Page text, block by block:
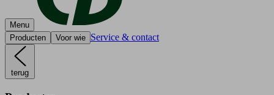
Menu
Producten
Voor wie Service & contact
terug